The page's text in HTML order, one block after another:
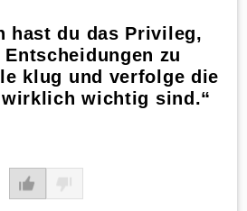
hast du das Privileg,
zu
klug und verfolge die
wichtig sind.“